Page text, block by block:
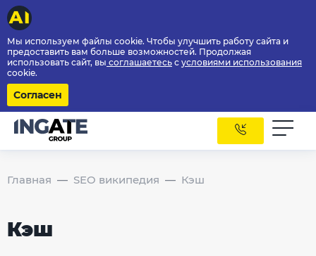
Мы используем файлы cookie. Чтобы улучшить работу сайта и
предоставить вам больше возможностей. Продолжая
использовать сайт, вы соглашаетесь с условиями использования
cookie.
Согласен
Главная SEO википедия Кэш
Кэш